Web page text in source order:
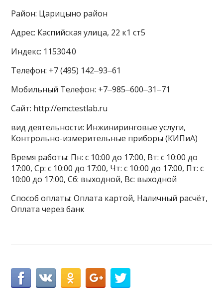
Район: Царицыно район
Адрес: Каспийская улица, 22 к1 ст5
Индекс: 115304.0
Телефон: +7 (495) 142‒93‒61
Мобильный Телефон: +7‒985‒600‒31‒71
Сайт: http://emctestlab.ru
вид деятельности: Инжиниринговые услуги,
Контрольно-измерительные приборы (КИПиА)
Время работы: Пн: с 10:00 до 17:00, Вт: с 10:00 до
17:00, Ср: с 10:00 до 17:00, Чт: с 10:00 до 17:00, Пт: с
10:00 до 17:00, Сб: выходной, Вс: выходной
Способ оплаты: Оплата картой, Наличный расчёт,
Оплата через банк